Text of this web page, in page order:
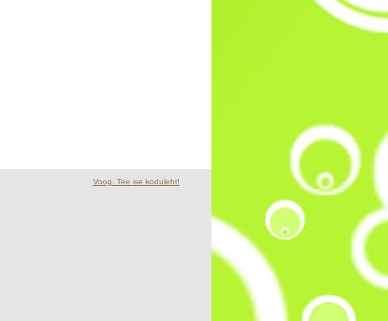
Voog. Tee ise koduleht!